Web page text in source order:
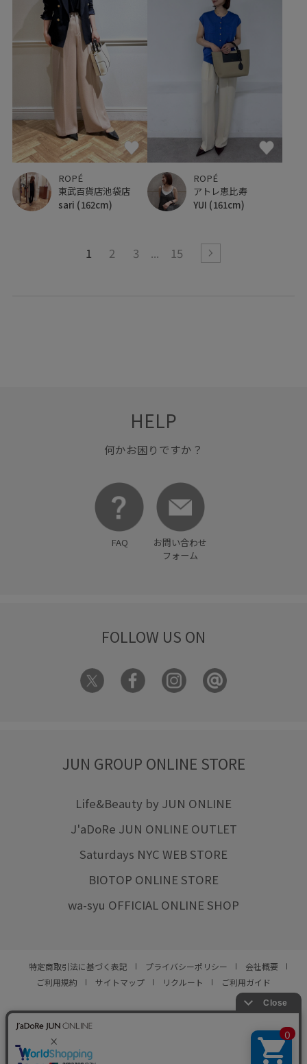
ROPÉ
東武百貨店池袋店
sari (162cm)
ROPÉ
アトレ恵比寿
YUI (161cm)
1 2 3 15
HELP
何かお困りですか？
FAQ
お問い合わせ
フォーム
FOLLOW US ON
JUN GROUP ONLINE STORE
Life&Beauty by JUN ONLINE
J'aDoRe JUN ONLINE OUTLET
Saturdays NYC WEB STORE
BIOTOP ONLINE STORE
wa-syu OFFICIAL ONLINE SHOP
特定商取引法に基づく表記 プライバシーポリシー
会社概要
ご利用規約
サイトマップ リクルート ご利用ガイド
© JUN CO.,LTD. ALL RIGHTS RESERVED.